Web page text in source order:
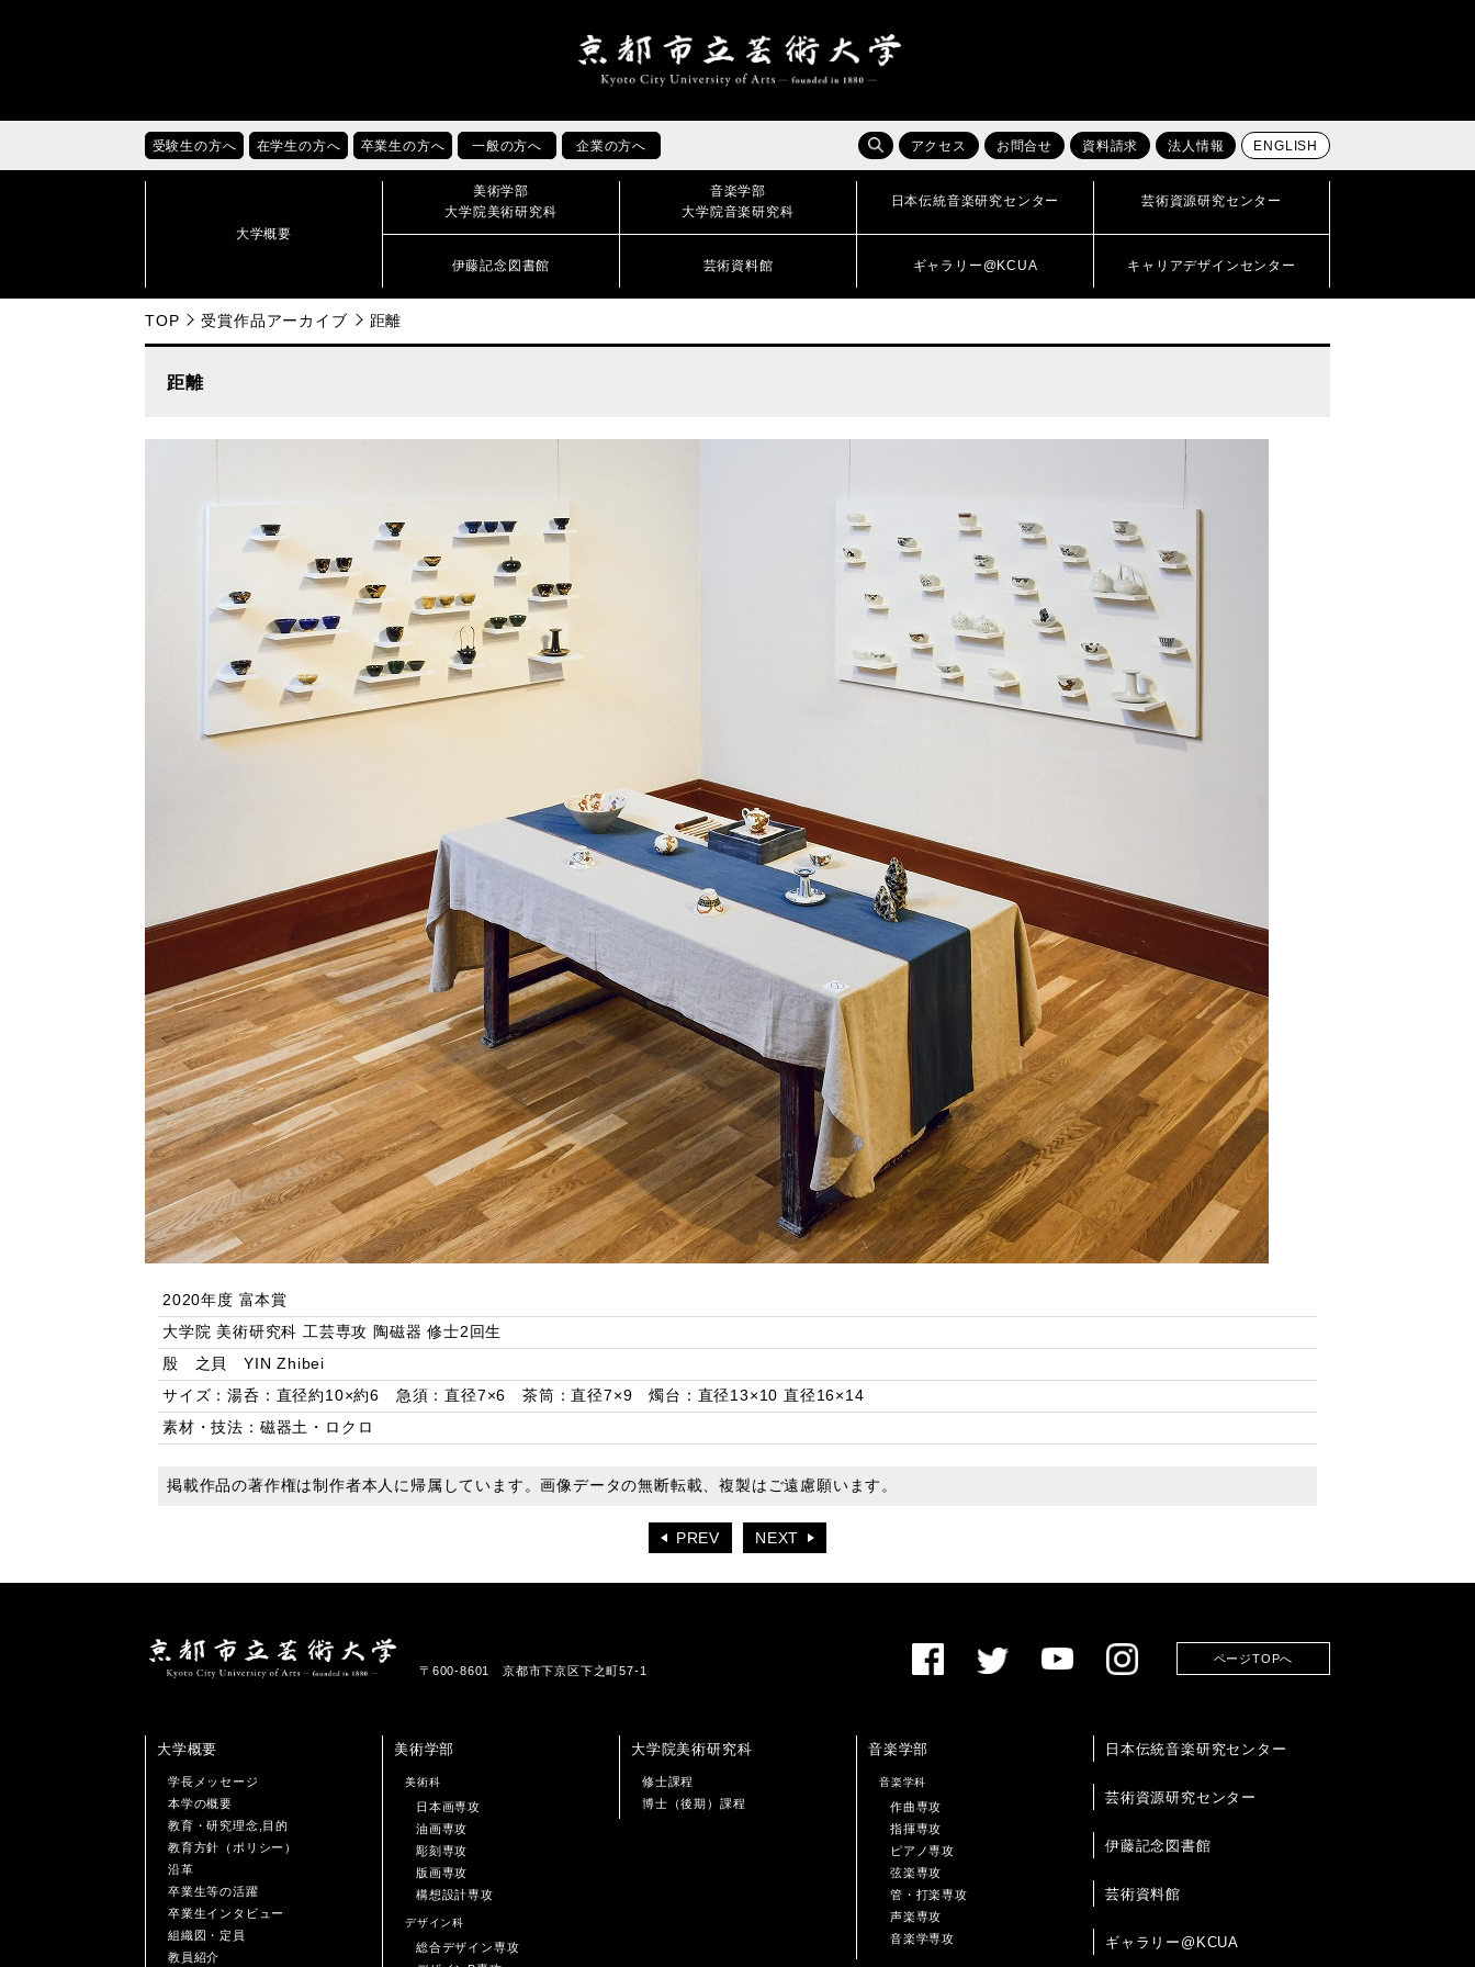
受験生の方へ 在学生の方へ 卒業生の方へ 一般の方へ 企業の方へ アクセス お問合せ 資料請求 法人情報 ENGLISH
大学概要
美術学部
大学院美術研究科
音楽学部
大学院音楽研究科
日本伝統音楽研究センター 芸術資源研究センター
伊藤記念図書館 芸術資料館 ギャラリー@KCUA キャリアデザインセンター
TOP 受賞作品アーカイブ 距離
距離
2020年度 富本賞
大学院 美術研究科 工芸専攻 陶磁器 修士2回生
殷 之貝 YIN Zhibei
サイズ：湯呑：直径約10×約6 急須：直径7×6 茶筒：直径7×9 燭台：直径13×10 直径16×14
素材・技法：磁器土・ロクロ
掲載作品の著作権は制作者本人に帰属しています。画像データの無断転載、複製はご遠慮願います。
PREV NEXT
〒600-8601 京都市下京区下之町57-1
ページTOPへ
大学概要
学長メッセージ
本学の概要
教育・研究理念,目的
教育方針（ポリシー）
沿革
卒業生等の活躍
卒業生インタビュー
組織図・定員
教員紹介
美術学部
美術科
日本画専攻
油画専攻
彫刻専攻
版画専攻
構想設計専攻
デザイン科
総合デザイン専攻
大学院美術研究科
修士課程
博士（後期）課程
音楽学部
音楽学科
作曲専攻
指揮専攻
ピアノ専攻
弦楽専攻
管・打楽専攻
声楽専攻
音楽学専攻
日本伝統音楽研究センター
芸術資源研究センター
伊藤記念図書館
芸術資料館
ギャラリー@KCUA